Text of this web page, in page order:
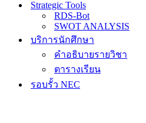
Strategic Tools
RDS-Bot
SWOT ANALYSIS
บริการนักศึกษา
คำอธิบายรายวิชา
ตารางเรียน
รอบรั้ว NEC